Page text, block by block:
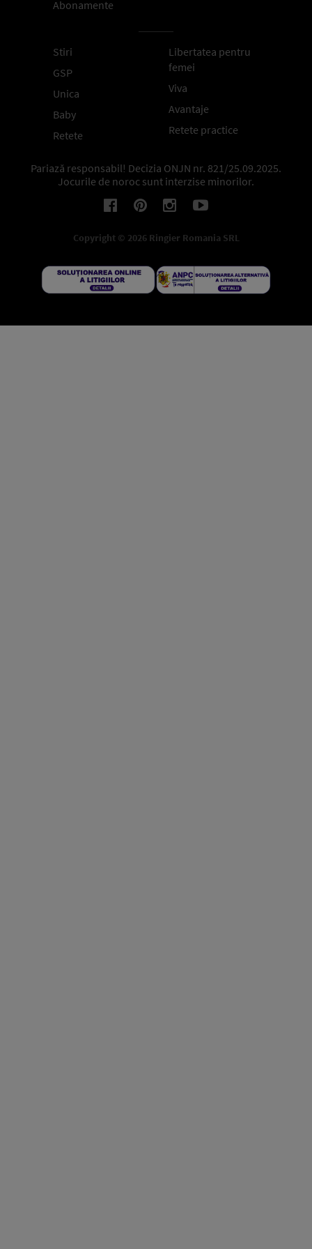
Abonamente
Stiri
GSP
Unica
Baby
Retete
Libertatea pentru
femei
Viva
Avantaje
Retete practice
Pariază responsabil! Decizia ONJN nr. 821/25.09.2025.
Jocurile de noroc sunt interzise minorilor.
Copyright © 2026 Ringier Romania SRL